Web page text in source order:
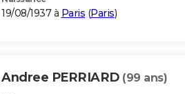
19/08/1937 à Paris (Paris)
Andree PERRIARD (99 ans)